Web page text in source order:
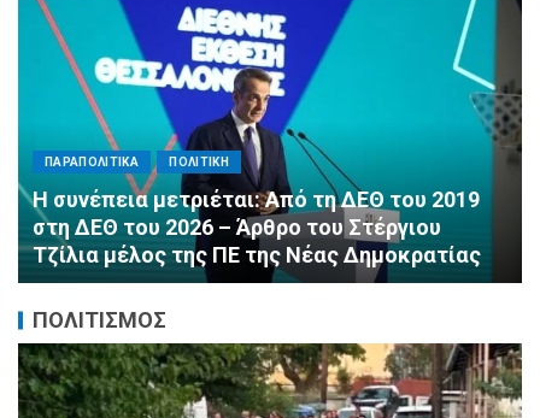
ΠΑΡΑΠΟΛΙΤΙΚΑ ΠΟΛΙΤΙΚΗ
Αλληλεγγύη χωρίς σύνορα: 1.500
εμφιαλωμένα νερά για τους πυροσβέστες στα
Μέγαρα από τη ΔΕΕΠ Α’ Αθηνών ΝΔ και τη 2η
ΔΗΜ.Τ.Ο.
ΠΟΛΙΤΙΣΜΟΣ